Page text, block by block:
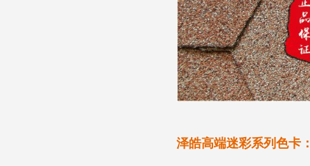
泽皓高端迷彩系列色卡